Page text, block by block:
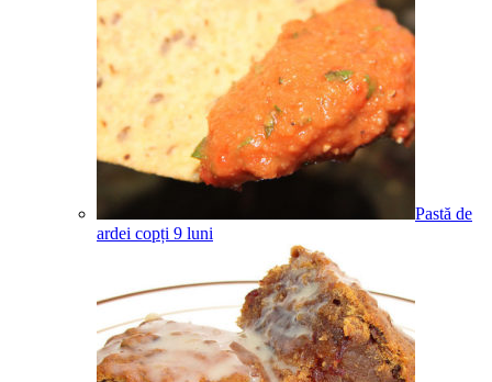
Pastă de
ardei copți 9 luni